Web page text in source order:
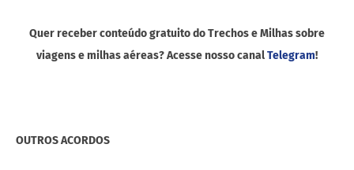
Quer receber conteúdo gratuito do Trechos e Milhas sobre
viagens e milhas aéreas? Acesse nosso canalTelegram!
OUTROS ACORDOS